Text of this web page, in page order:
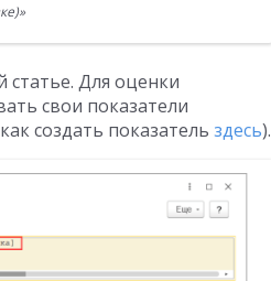
статье. Для оценки
свои показатели
создать показатель здесь).